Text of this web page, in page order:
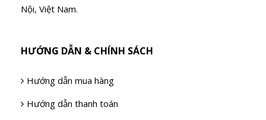
Nội, Việt Nam.
HƯỚNG DẪN & CHÍNH SÁCH
Hướng dẫn mua hàng
Hướng dẫn thanh toán